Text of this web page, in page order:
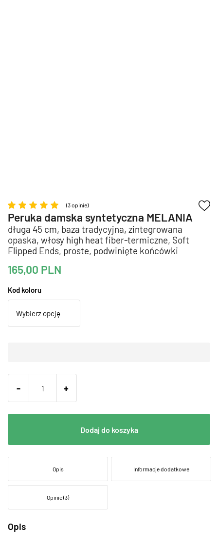
(3 opinie)
Peruka damska syntetyczna MELANIA
długa 45 cm, baza tradycyjna, zintegrowana
opaska, włosy high heat fiber-termiczne, Soft
Flipped Ends, proste, podwinięte końcówki
165,00 PLN
Kod koloru
- +
Dodaj do koszyka
Opis Informacje dodatkowe
Opinie (3)
Opis